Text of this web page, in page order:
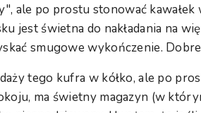
ale po prostu stonować
jest świetna do nakładania na
smugowe wykończenie.
tego kufra w kółko, ale po
ma świetny magazyn (w